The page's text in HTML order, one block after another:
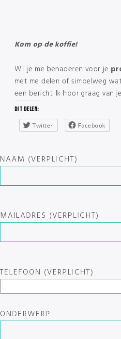
Kom op de koffie!
Wil je me benaderen voor je
met me delen of simpelweg
een bericht. Ik hoor graag van
Dit delen:
Twitter Facebook
NAAM (VERPLICHT)
MAILADRES (VERPLICHT)
TELEFOON (VERPLICHT)
ONDERWERP